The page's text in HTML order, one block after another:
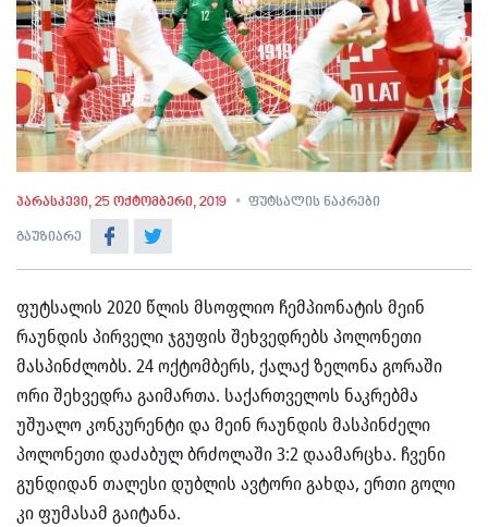
პარასკევი, 25 ოქტომბერი, 2019 ფუტსალის ნაკრები
გაუზიარე
ფუტსალის 2020 წლის მსოფლიო ჩემპიონატის მეინ
რაუნდის პირველი ჯგუფის შეხვედრებს პოლონეთი
მასპინძლობს. 24 ოქტომბერს, ქალაქ ზელონა გორაში
ორი შეხვედრა გაიმართა. საქართველოს ნაკრებმა
უშუალო კონკურენტი და მეინ რაუნდის მასპინძელი
პოლონეთი დაძაბულ ბრძოლაში 3:2 დაამარცხა. ჩვენი
გუნდიდან თალესი დუბლის ავტორი გახდა, ერთი გოლი
კი ფუმასამ გაიტანა.